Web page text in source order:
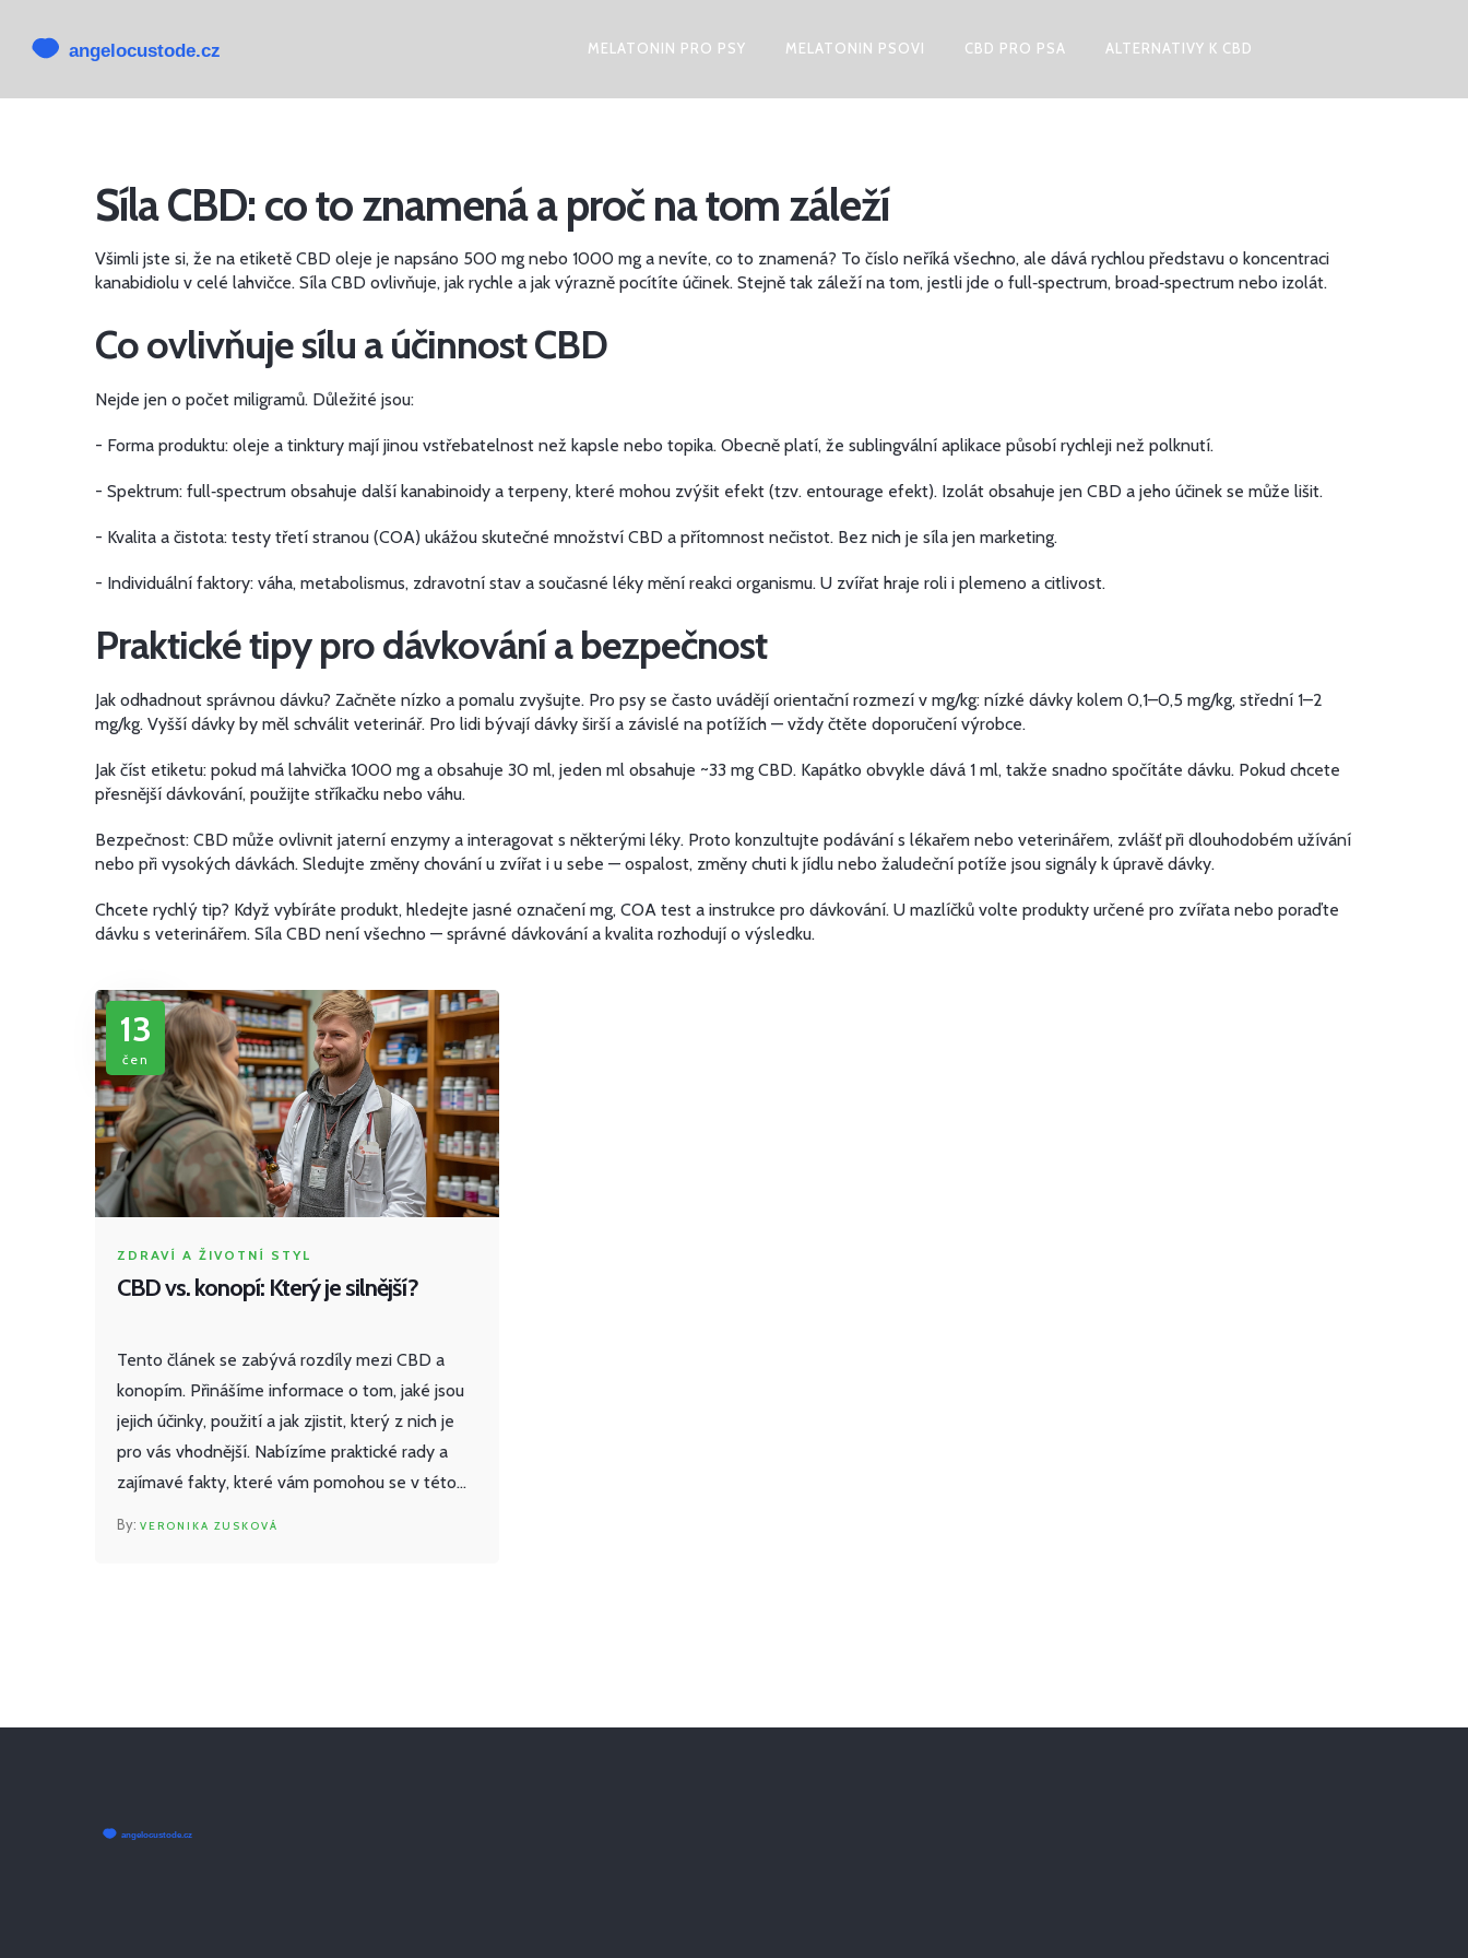
MELATONIN PRO PSY MELATONIN PSOVI CBD PRO PSA ALTERNATIVY K CBD
Síla CBD: co to znamená a proč na tom záleží
Všimli jste si, že na etiketě CBD oleje je napsáno 500 mg nebo 1000 mg a nevíte, co to znamená? To číslo neříká všechno, ale dává rychlou představu o koncentraci
kanabidiolu v celé lahvičce. Síla CBD ovlivňuje, jak rychle a jak výrazně pocítíte účinek. Stejně tak záleží na tom, jestli jde o full‑spectrum, broad‑spectrum nebo izolát.
Co ovlivňuje sílu a účinnost CBD
Nejde jen o počet miligramů. Důležité jsou:
- Forma produktu: oleje a tinktury mají jinou vstřebatelnost než kapsle nebo topika. Obecně platí, že sublingvální aplikace působí rychleji než polknutí.
- Spektrum: full‑spectrum obsahuje další kanabinoidy a terpeny, které mohou zvýšit efekt (tzv. entourage efekt). Izolát obsahuje jen CBD a jeho účinek se může lišit.
- Kvalita a čistota: testy třetí stranou (COA) ukážou skutečné množství CBD a přítomnost nečistot. Bez nich je síla jen marketing.
- Individuální faktory: váha, metabolismus, zdravotní stav a současné léky mění reakci organismu. U zvířat hraje roli i plemeno a citlivost.
Praktické tipy pro dávkování a bezpečnost
Jak odhadnout správnou dávku? Začněte nízko a pomalu zvyšujte. Pro psy se často uvádějí orientační rozmezí v mg/kg: nízké dávky kolem 0,1–0,5 mg/kg, střední 1–2
mg/kg. Vyšší dávky by měl schválit veterinář. Pro lidi bývají dávky širší a závislé na potížích — vždy čtěte doporučení výrobce.
Jak číst etiketu: pokud má lahvička 1000 mg a obsahuje 30 ml, jeden ml obsahuje ~33 mg CBD. Kapátko obvykle dává 1 ml, takže snadno spočítáte dávku. Pokud chcete
přesnější dávkování, použijte stříkačku nebo váhu.
Bezpečnost: CBD může ovlivnit jaterní enzymy a interagovat s některými léky. Proto konzultujte podávání s lékařem nebo veterinářem, zvlášť při dlouhodobém užívání
nebo při vysokých dávkách. Sledujte změny chování u zvířat i u sebe — ospalost, změny chuti k jídlu nebo žaludeční potíže jsou signály k úpravě dávky.
Chcete rychlý tip? Když vybíráte produkt, hledejte jasné označení mg, COA test a instrukce pro dávkování. U mazlíčků volte produkty určené pro zvířata nebo poraďte
dávku s veterinářem. Síla CBD není všechno — správné dávkování a kvalita rozhodují o výsledku.
13
čen
ZDRAVÍ A ŽIVOTNÍ STYL
CBD vs. konopí: Který je silnější?
Tento článek se zabývá rozdíly mezi CBD a
konopím. Přinášíme informace o tom, jaké jsou
jejich účinky, použití a jak zjistit, který z nich je
pro vás vhodnější. Nabízíme praktické rady a
zajímavé fakty, které vám pomohou se v této
VERONIKA ZUSKOVÁ